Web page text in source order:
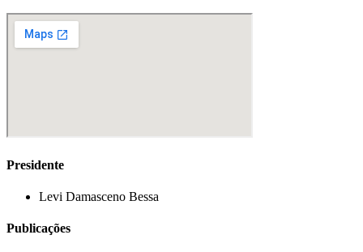
Presidente
Levi Damasceno Bessa
Publicações